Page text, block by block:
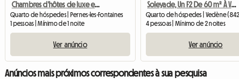
Chambres d'hôtes de luxe en Provence
Quarto de hóspedes | Pernes-les-Fontaines
1 pessoas | Mínimo de 1 noite
Ver anúncio
Soleyade, Un F2 De 60 m² À Vedène
4 pessoas | Mínimo de 2 noites
Ver anúncio
Anúncios mais próximos correspondentes à sua pesquisa